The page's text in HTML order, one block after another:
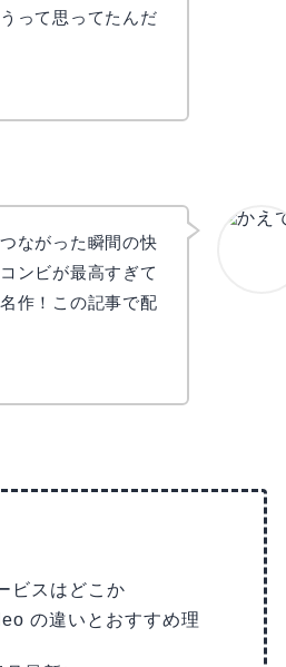
って思ってたんだ
ながった瞬間の快
ンビが最高すぎて
作！この記事で配
ビスはどこか
の違いとおすすめ理